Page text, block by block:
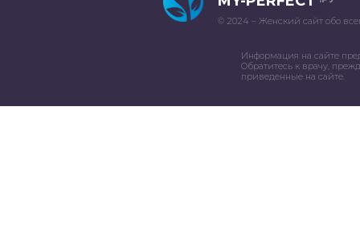
© 2024 – Женский сайт обо
Информация на сайте
Обратитесь к врачу,
приведенные на сайте.